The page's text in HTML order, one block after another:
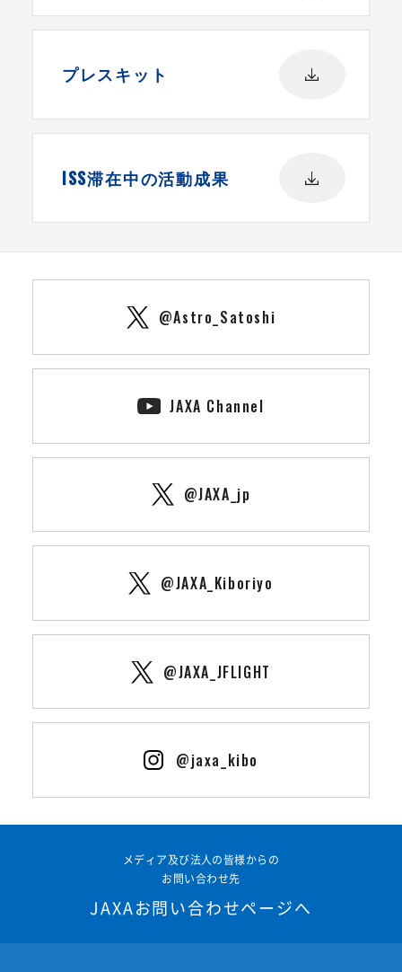
プレスキット
ISS滞在中の活動成果
@Astro_Satoshi
JAXA Channel
@JAXA_jp
@JAXA_Kiboriyo
@JAXA_JFLIGHT
@jaxa_kibo
メディア及び法人の皆様からの
お問い合わせ先
JAXAお問い合わせページへ